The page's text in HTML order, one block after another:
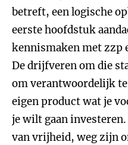
betreft, een logische
eerste hoofdstuk
kennismaken met zzp
De drijfveren om die
om verantwoordelijk
eigen product wat je
je wilt gaan
van vrijheid, weg zijn